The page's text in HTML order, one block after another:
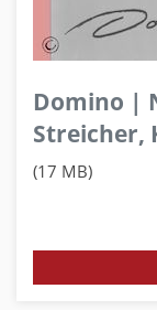
Domino |
Streicher,
(17 MB)